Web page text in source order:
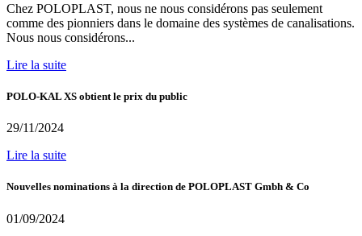
Chez POLOPLAST, nous ne nous considérons pas seulement
comme des pionniers dans le domaine des systèmes de canalisations.
Nous nous considérons...
Lire la suite
POLO-KAL XS obtient le prix du public
29/11/2024
Lire la suite
Nouvelles nominations à la direction de POLOPLAST Gmbh & Co
01/09/2024